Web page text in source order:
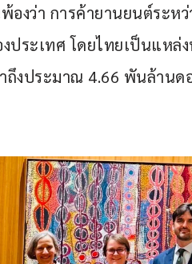
งว่า การค้ายานยนต์ระหว่
ประเทศ โดยไทยเป็นแหล่ง
ถึงประมาณ 4.66 พันล้านด